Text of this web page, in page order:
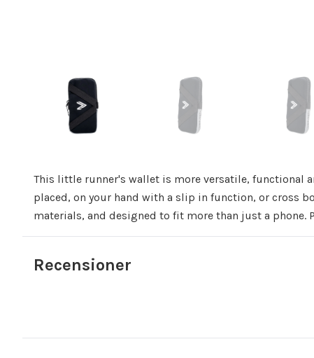
This little runner's wallet is more versatile, functional
placed, on your hand with a slip in function, or cross
materials, and designed to fit more than just a
Recensioner